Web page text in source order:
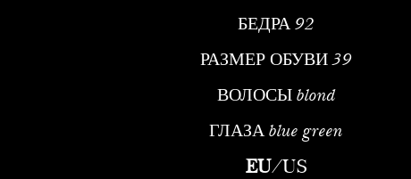
БЕДРА 92
РАЗМЕР ОБУВИ 39
ВОЛОСЫ blond
ГЛАЗА blue green
EU/US
Карьера в моделинге, здоровье и редакционных